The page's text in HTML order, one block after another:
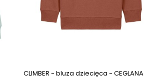
CLIMBER - bluza dziecięca - CEGLANA